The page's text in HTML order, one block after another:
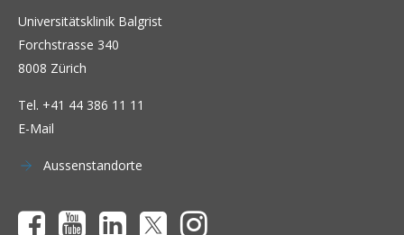
Universitätsklinik Balgrist
Forchstrasse 340
8008 Zürich
Tel. +41 44 386 11 11
E-Mail
Aussenstandorte